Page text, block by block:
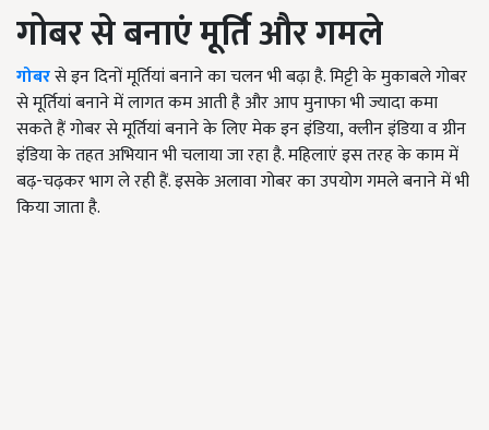
गोबर से बनाएं मूर्ति और गमले
गोबरसे इन दिनों मूर्तियां बनाने का चलन भी बढ़ा है. मिट्टी के मुकाबले गोबर
से मूर्तियां बनाने में लागत कम आती है और आप मुनाफा भी ज्यादा कमा
सकते हैं गोबर से मूर्तियां बनाने के लिए मेक इन इंडिया,क्लीन इंडिया व ग्रीन
इंडिया के तहत अभियान भी चलाया जा रहा है. महिलाएं इस तरह के काम में
बढ़-चढ़कर भाग ले रही हैं. इसके अलावा गोबर का उपयोग गमले बनाने में भी
किया जाता है.